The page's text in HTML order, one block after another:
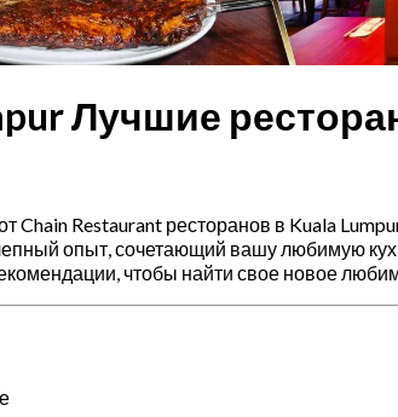
Лучшие
Chain Restaurant ресторанов в Kuala
опыт, сочетающий вашу любимую
чтобы найти свое новое